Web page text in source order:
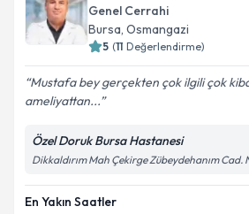
E-posta Adresiniz
kapsamda işlenmesini kabul
Genel Cerrahi
Bursa, Osmangazi
5 (11 Değerlendirme)
Mustafa bey gerçekten çok ilgili çok
ameliyattan...
Özel Doruk Bursa Hastanesi
Dikkaldırım Mah Çekirge Zübeydehanım Cad.
En Yakın Saatler